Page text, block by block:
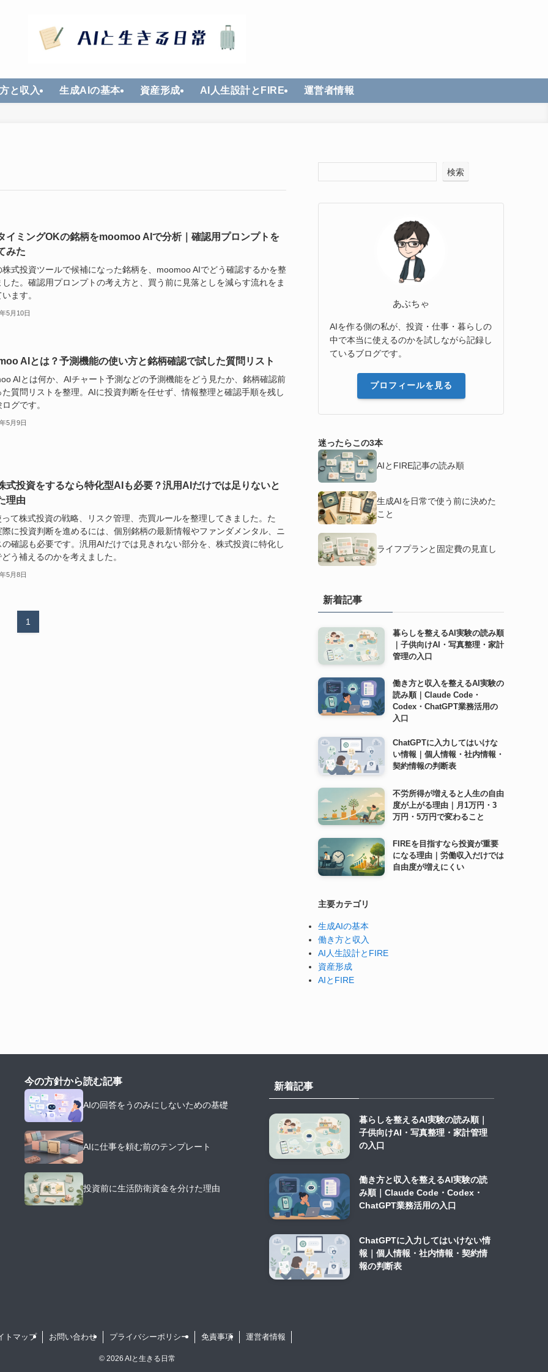
と収入 生成AIの基本 資産形成 AI人生設計とFIRE 運営者情報
イミングOKの銘柄をmoomoo AIで分析｜確認用プロンプトを
みた
株式投資ツールで候補になった銘柄を、moomoo AIでどう確認するかを整
した。確認用プロンプトの考え方と、買う前に見落としを減らす流れをま
ます。
5月10日
AIとは？予測機能の使い方と銘柄確認で試した質問リスト
AIとは何か、AIチャート予測などの予測機能をどう見たか、銘柄確認前
た質問リストを整理。AIに投資判断を任せず、情報整理と確認手順を残し
グです。
5月9日
式投資をするなら特化型AIも必要？汎用AIだけでは足りないと
理由
て株式投資の戦略、リスク管理、売買ルールを整理してきました。た
際に投資判断を進めるには、個別銘柄の最新情報やファンダメンタル、ニ
の確認も必要です。汎用AIだけでは見きれない部分を、株式投資に特化し
う補えるのかを考えました。
5月8日
1
検索
あぶちゃ
AIを作る側の私が、投資・仕事・暮らしの
中で本当に使えるのかを試しながら記録し
ているブログです。
プロフィールを見る
迷ったらこの3本
AIとFIRE記事の読み順
生成AIを日常で使う前に決めた
こと
ライフプランと固定費の見直し
新着記事
暮らしを整えるAI実験の読み順
｜子供向けAI・写真整理・家計
管理の入口
働き方と収入を整えるAI実験の
読み順｜Claude Code・
Codex・ChatGPT業務活用の
入口
ChatGPTに入力してはいけな
い情報｜個人情報・社内情報・
契約情報の判断表
不労所得が増えると人生の自由
度が上がる理由｜月1万円・3
万円・5万円で変わること
FIREを目指すなら投資が重要
になる理由｜労働収入だけでは
自由度が増えにくい
主要カテゴリ
生成AIの基本
働き方と収入
AI人生設計とFIRE
資産形成
AIとFIRE
今の方針から読む記事
AIの回答をうのみにしないための基礎
AIに仕事を頼む前のテンプレート
投資前に生活防衛資金を分けた理由
新着記事
暮らしを整えるAI実験の読み順｜
子供向けAI・写真整理・家計管理
の入口
働き方と収入を整えるAI実験の読
み順｜Claude Code・Codex・
ChatGPT業務活用の入口
ChatGPTに入力してはいけない情
報｜個人情報・社内情報・契約情
報の判断表
トマップ お問い合わせ プライバシーポリシー 免責事項 運営者情報
©2026 AIと生きる日常